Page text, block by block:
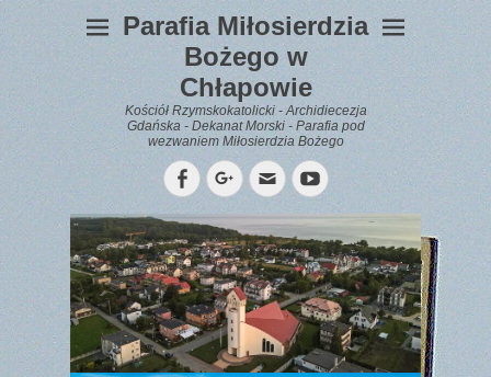
Parafia Miłosierdzia
Bożego w
Chłapowie
Kościół Rzymskokatolicki - Archidiecezja
Gdańska - Dekanat Morski - Parafia pod
wezwaniem Miłosierdzia Bożego
FacebookGoogleplus
EmailYouTube